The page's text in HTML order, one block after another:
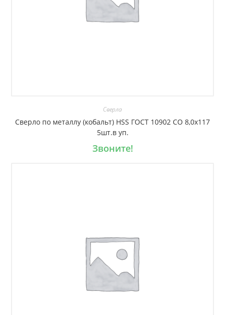
Сверла
Сверло по металлу (кобальт) HSS ГОСТ 10902 CO 8,0х117
5шт.в уп.
Звоните!